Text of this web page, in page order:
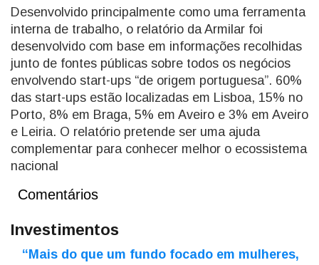
Desenvolvido principalmente como uma ferramenta
interna de trabalho, o relatório da Armilar foi
desenvolvido com base em informações recolhidas
junto de fontes públicas sobre todos os negócios
envolvendo start-ups “de origem portuguesa”. 60%
das start-ups estão localizadas em Lisboa, 15% no
Porto, 8% em Braga, 5% em Aveiro e 3% em Aveiro
e Leiria. O relatório pretende ser uma ajuda
complementar para conhecer melhor o ecossistema
nacional
Comentários
Investimentos
“Mais do que um fundo focado em mulheres,